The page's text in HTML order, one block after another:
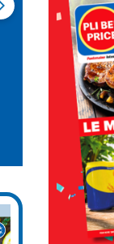
Mardi
12h30
PLI
Mardi
12h30
PLI
Mardi
12h30